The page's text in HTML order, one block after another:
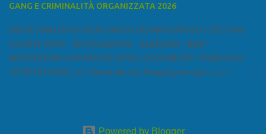
Livorno e Lucca agiscono i clan dei Fedele...” Dalla ricerc...
GANG E CRIMINALITÀ ORGANIZZATA 2026
PARTE ANALITICA RICICLAGGIO DENARO SPORCO I SETTORI
COLPITI SONO: • RISTORAZIONE • ALBERGHI • B&B •
RIVENDITORI CON NEGOZI SENZA ACQUIRENTI • FARMACIA •
ATTIVITÀ VARIE Le 5 domande che bisogna porsi per capire e
fa? Il mestiere scelto di chi dal nulla compare in un territorio può
Powered by Blogger